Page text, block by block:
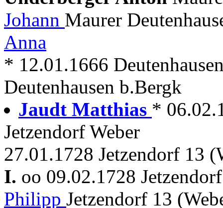
Johann Maurer
Anna
* 12.01.1666
Deutenhausen b.Bergk
Jaudt Matthias *
Jetzendorf Weber
27.01.1728 Jetzendorf 13
I. oo 09.02.1728
Philipp Jetzendorf 13